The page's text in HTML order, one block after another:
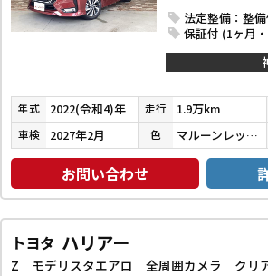
法定整備：整
保証付 (1ヶ月
年式 2022(令和4)年 走行 1.9万km
車検 2027年2月 色 マルーンレッドマルチフレックスパールメタリック
お問い合わせ
トヨタ ハリアー